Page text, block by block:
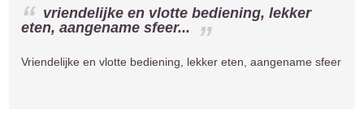
vriendelijke en vlotte bediening, lekker
eten, aangename sfeer...
Vriendelijke en vlotte bediening, lekker eten, aangename sfeer